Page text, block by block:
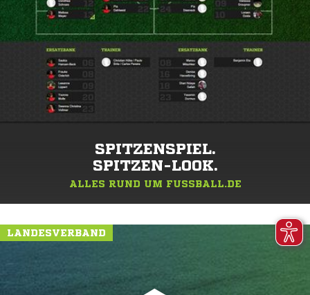
SPITZENSPIEL.
SPITZEN-LOOK.
ALLES RUND UM FUSSBALL.DE
LANDESVERBAND